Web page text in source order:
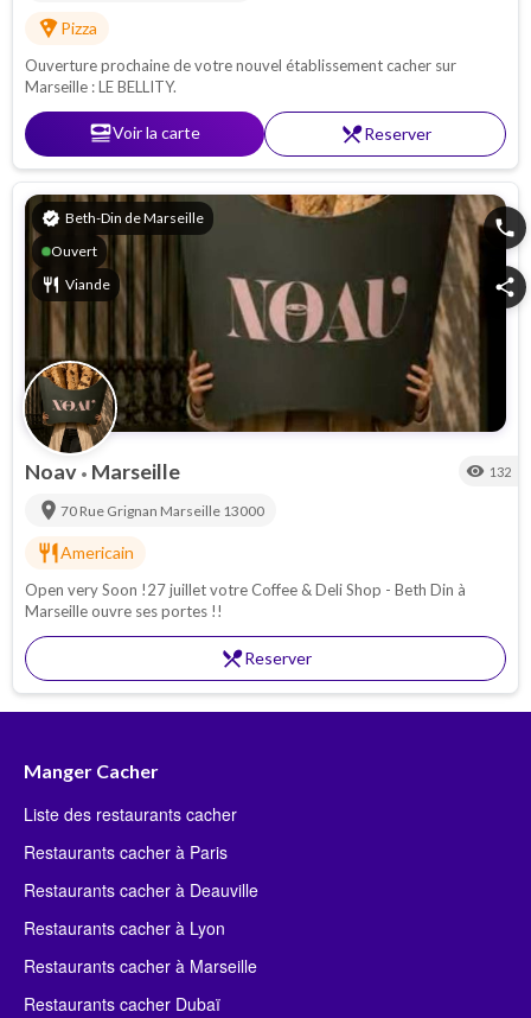
local_pizzaPizza
Ouverture prochaine de votre nouvel établissement cacher sur
Marseille : LE BELLITY.
set_mealVoir la carte restaurant_menuReserver
verified Beth-Din de Marseille
Ouvert
restaurant Viande
phone
share
Noav • Marseille visibility 132
location_on 70 Rue Grignan Marseille 13000
restaurant Americain
Open very Soon !27 juillet votre Coffee & Deli Shop - Beth Din à
Marseille ouvre ses portes !!
restaurant_menuReserver
Manger Cacher
Liste des restaurants cacher
Restaurants cacher à Paris
Restaurants cacher à Deauville
Restaurants cacher à Lyon
Restaurants cacher à Marseille
Restaurants cacher Dubaï